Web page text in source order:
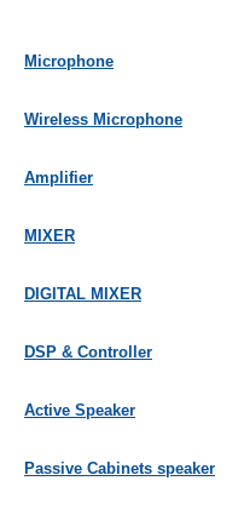
Microphone
Wireless Microphone
Amplifier
MIXER
DIGITAL MIXER
DSP & Controller
Active Speaker
Passive Cabinets speaker